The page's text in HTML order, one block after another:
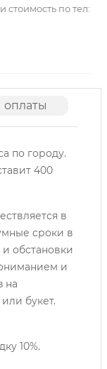
стоимость по тел:
по городу.
400
в
сроки в
обстановки
и
на
букет.
10%.